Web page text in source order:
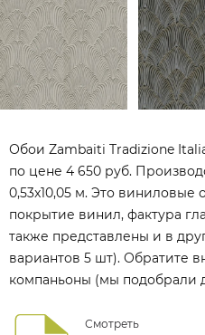
Обои Zambaiti Tradizione
по цене 4 650 руб.
0,53x10,05 м. Это виниловые
покрытие винил, фактура
также представлены и в
вариантов 5 шт). Обратите
компаньоны (мы подобрали
Смотреть